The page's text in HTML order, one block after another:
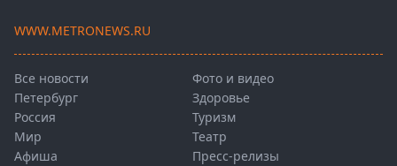
WWW.METRONEWS.RU
Все новости
Петербург
Россия
Мир
Афиша
Фото и видео
Здоровье
Туризм
Театр
Пресс-релизы